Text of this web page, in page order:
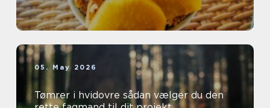
05. May 2026
Tømrer i hvidovre sådan vælger du den